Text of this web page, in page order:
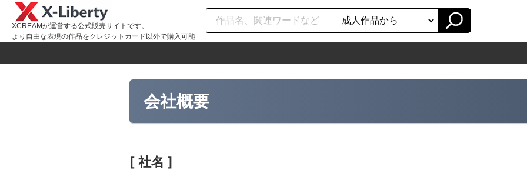
XCREAMが運営する公式販売サイトです。
より自由な表現の作品をクレジットカード以外で購入可能
会社概要
[ 社名 ]